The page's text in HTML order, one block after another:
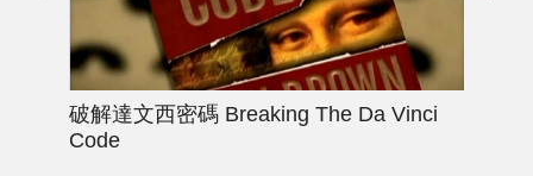
破解達文西密碼 Breaking The Da Vinci
Code